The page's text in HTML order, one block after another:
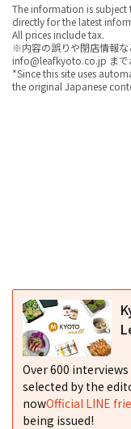
The information is subject
directly for the latest
All prices include tax.
※内容の誤りや閉店情報な
info@leafkyoto.co.jp まで
*Since this site uses
the original Japanese
Over 600
selected by the
nowOfficial LINE
being issued!